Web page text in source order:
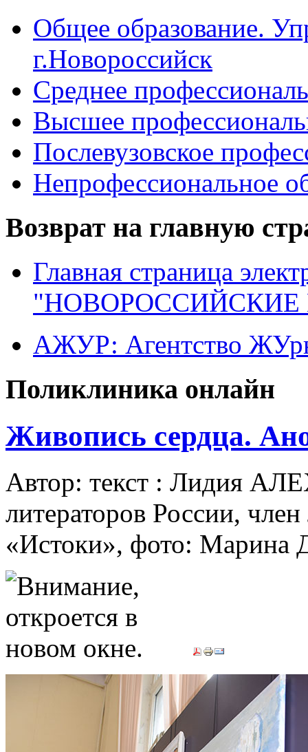
Общее образование.
г.Новороссийск
Среднее
Высшее
Послевузовское
Непрофессиональное
Возврат на главную
Главная страница
"НОВОРОССИЙСКИЕ
АЖУР: Агентство
Поликлиника онлайн
Живопись сердца.
Автор: текст : Лидия
литераторов России,
«Истоки», фото: